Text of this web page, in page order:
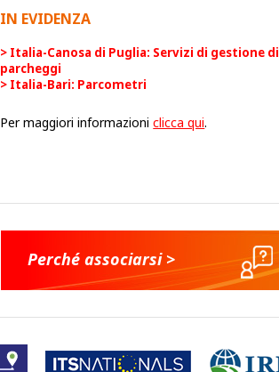
IN EVIDENZA
Italia-Canosa di Puglia: Servizi di gestione di
parcheggi
Italia-Bari: Parcometri
Per maggiori informazioniclicca qui.
Perché associarsi >